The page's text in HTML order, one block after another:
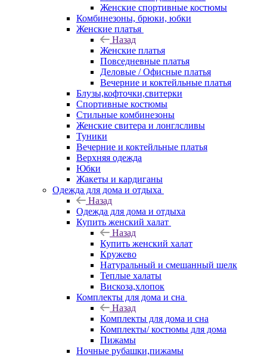
Женские спортивные костюмы
Комбинезоны, брюки, юбки
Женские платья
Назад
Женские платья
Повседневные платья
Деловые / Офисные платья
Вечерние и коктейльные платья
Блузы,кофточки,свитерки
Спортивные костюмы
Стильные комбинезоны
Женские свитера и лонглсливы
Туники
Вечерние и коктейльные платья
Верхняя одежда
Юбки
Жакеты и кардиганы
Одежда для дома и отдыха
Назад
Одежда для дома и отдыха
Купить женский халат
Назад
Купить женский халат
Кружево
Натуральный и смешанный шелк
Теплые халаты
Вискоза,хлопок
Комплекты для дома и сна
Назад
Комплекты для дома и сна
Комплекты/ костюмы для дома
Пижамы
Ночные рубашки,пижамы